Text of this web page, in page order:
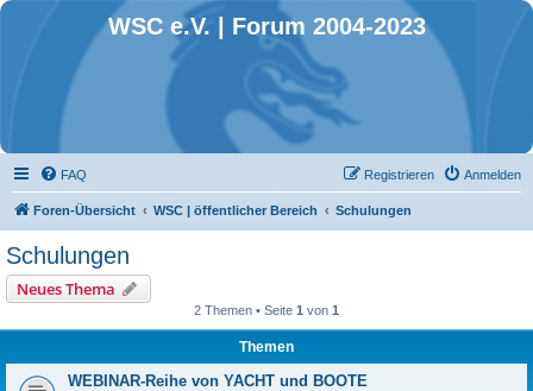
WSC e.V. | Forum 2004-2023
FAQ Anmelden
Registrieren
Foren-Übersicht WSC | öffentlicher Bereich Schulungen
Schulungen
Neues Thema
2 Themen • Seite 1 von 1
Themen
WEBINAR-Reihe von YACHT und BOOTE